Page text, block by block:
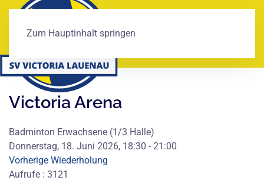
Zum Hauptinhalt springen
Victoria Arena
Badminton Erwachsene (1/3 Halle)
Donnerstag, 18. Juni 2026, 18:30 - 21:00
Vorherige Wiederholung
Aufrufe : 3121